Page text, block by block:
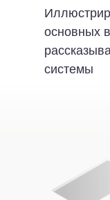
основных
системы